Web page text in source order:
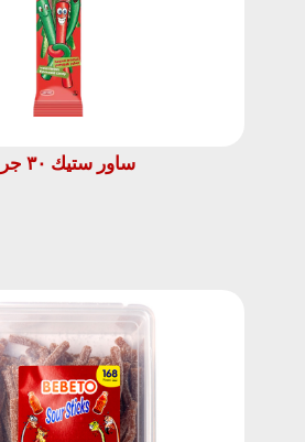
ساور ستيك ٣٠ جرام